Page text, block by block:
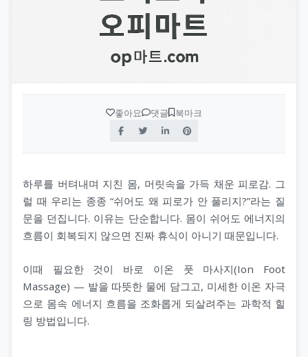
좋아요 댓글 북마크
하루를 버텨내며 지친 몸, 머릿속을 가득 채운 피로감. 그
럴 때 우리는 종종 “쉬어도 왜 피로가 안 풀리지?”라는 질
문을 던집니다. 이유는 단순합니다. 몸이 쉬어도 에너지의
흐름이 회복되지 않으면 진짜 휴식이 아니기 때문입니다.
이때 필요한 것이 바로 이온 풋 마사지(Ion Foot
Massage) — 발을 따뜻한 물에 담그고, 미세한 이온 자극
으로 몸속 에너지 흐름을 조화롭게 되살려주는 과학적 힐
링 방법입니다.